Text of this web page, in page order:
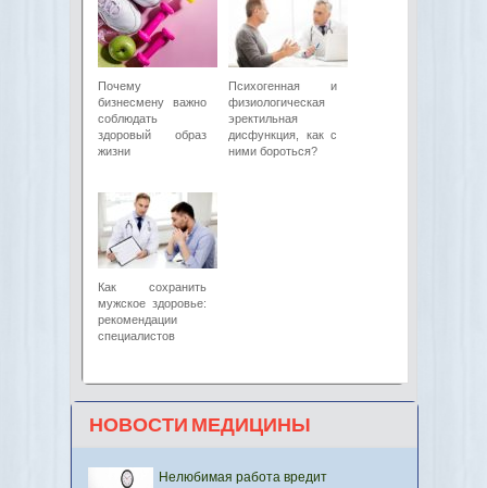
Почему
бизнесмену важно
соблюдать
здоровый образ
жизни
Психогенная и
физиологическая
эректильная
дисфункция, как с
ними бороться?
Как сохранить
мужское здоровье:
рекомендации
специалистов
НОВОСТИ МЕДИЦИНЫ
Нелюбимая работа вредит